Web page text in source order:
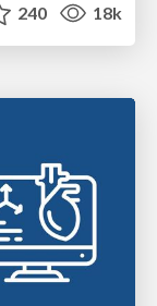
240 18k